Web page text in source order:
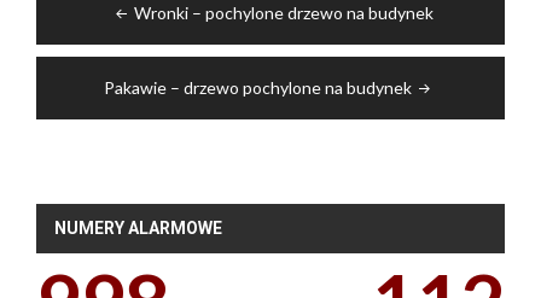
Wronki – pochylone drzewo na budynek
Pakawie – drzewo pochylone na budynek
NUMERY ALARMOWE